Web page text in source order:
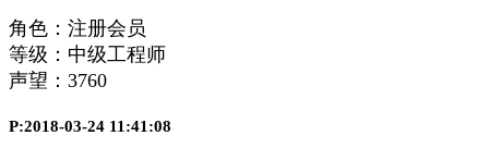
角色：注册会员
等级：中级工程师
声望： 3760
P:2018-03-24 11:41:08